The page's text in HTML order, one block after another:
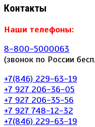
Контакты
Наши телефоны:
8-800-5000063
(звонок по России
+7(846) 229-63-19
+7 927 206-36-05
+7 927 206-35-56
+7 927 748-12-32
+7(846) 229-63-19